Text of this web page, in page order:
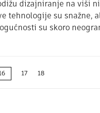
dizajniranje na viši
tehnologije su snažne,
su skoro
17 18